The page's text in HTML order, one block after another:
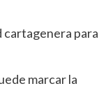
cartagenera para
marcar la